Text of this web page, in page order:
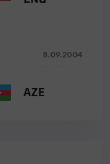
8.09.2004
AZE